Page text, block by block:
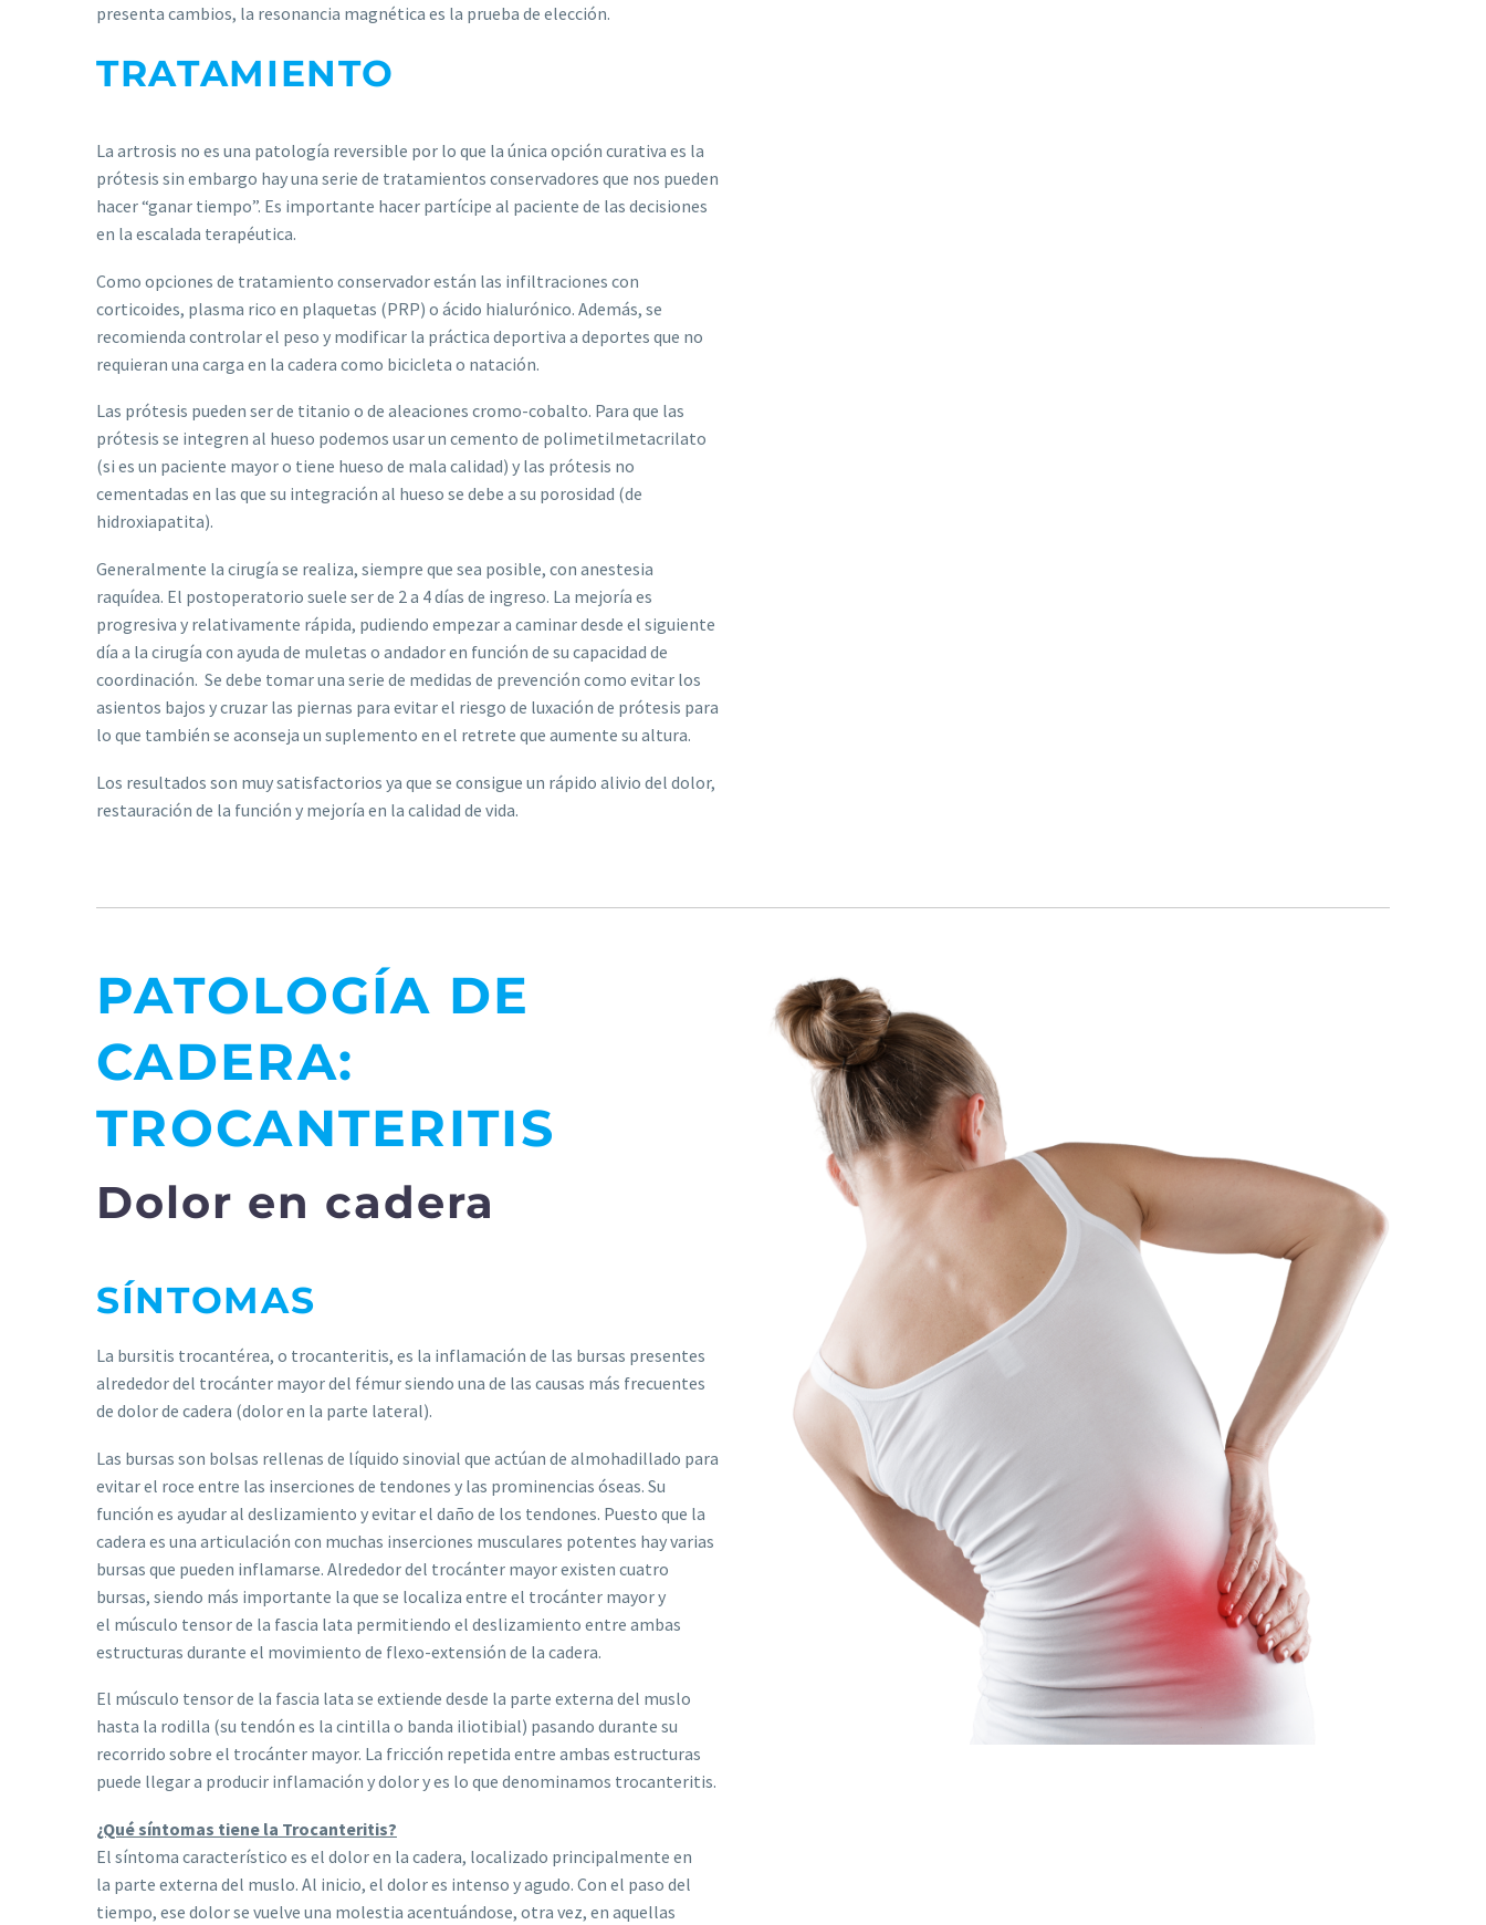
presenta cambios, la resonancia magnética es la prueba de elección.
TRATAMIENTO
La artrosis no es una patología reversible por lo que la única opción curativa es la
prótesis sin embargo hay una serie de tratamientos conservadores que nos pueden
hacer “ganar tiempo”. Es importante hacer partícipe al paciente de las decisiones
en la escalada terapéutica.
Como opciones de tratamiento conservador están las infiltraciones con
corticoides, plasma rico en plaquetas (PRP) o ácido hialurónico. Además, se
recomienda controlar el peso y modificar la práctica deportiva a deportes que no
requieran una carga en la cadera como bicicleta o natación.
Las prótesis pueden ser de titanio o de aleaciones cromo-cobalto. Para que las
prótesis se integren al hueso podemos usar un cemento de polimetilmetacrilato
(si es un paciente mayor o tiene hueso de mala calidad) y las prótesis no
cementadas en las que su integración al hueso se debe a su porosidad (de
hidroxiapatita).
Generalmente la cirugía se realiza, siempre que sea posible, con anestesia
raquídea. El postoperatorio suele ser de 2 a 4 días de ingreso. La mejoría es
progresiva y relativamente rápida, pudiendo empezar a caminar desde el siguiente
día a la cirugía con ayuda de muletas o andador en función de su capacidad de
coordinación. Se debe tomar una serie de medidas de prevención como evitar los
asientos bajos y cruzar las piernas para evitar el riesgo de luxación de prótesis para
lo que también se aconseja un suplemento en el retrete que aumente su altura.
Los resultados son muy satisfactorios ya que se consigue un rápido alivio del dolor,
restauración de la función y mejoría en la calidad de vida.
PATOLOGÍA DE
CADERA:
TROCANTERITIS
Dolor en cadera
SÍNTOMAS
La bursitis trocantérea, o trocanteritis, es la inflamación de las bursas presentes
alrededor del trocánter mayor del fémur siendo una de las causas más frecuentes
de dolor de cadera (dolor en la parte lateral).
Las bursas son bolsas rellenas de líquido sinovial que actúan de almohadillado para
evitar el roce entre las inserciones de tendones y las prominencias óseas. Su
función es ayudar al deslizamiento y evitar el daño de los tendones. Puesto que la
cadera es una articulación con muchas inserciones musculares potentes hay varias
bursas que pueden inflamarse. Alrededor del trocánter mayor existen cuatro
bursas, siendo más importante la que se localiza entre el trocánter mayor y
el músculo tensor de la fascia lata permitiendo el deslizamiento entre ambas
estructuras durante el movimiento de flexo-extensión de la cadera.
El músculo tensor de la fascia lata se extiende desde la parte externa del muslo
hasta la rodilla (su tendón es la cintilla o banda iliotibial) pasando durante su
recorrido sobre el trocánter mayor. La fricción repetida entre ambas estructuras
puede llegar a producir inflamación y dolor y es lo que denominamos trocanteritis.
¿Qué síntomas tiene la Trocanteritis?
El síntoma característico es el dolor en la cadera, localizado principalmente en
la parte externa del muslo. Al inicio, el dolor es intenso y agudo. Con el paso del
tiempo, ese dolor se vuelve una molestia acentuándose, otra vez, en aquellas